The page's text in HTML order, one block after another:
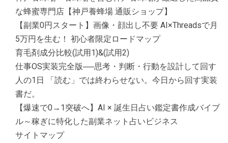
な蜂蜜専門店【神戸養蜂場 通販ショップ】
【副業0円スタート】画像・顔出し不要 AI×Threadsで月
5万円を生む！ 初心者限定ロードマップ
育毛剤成分比較(試用1)&(試用2)
仕事OS実装完全版──思考・判断・行動を設計して回す
人の1日 「読む」では終わらせない。今日から回す実装
書だ。
【爆速で0→1突破へ】AI × 誕生日占い鑑定書作成バイブ
ル～稼ぎに特化した副業ネット占いビジネス
サイトマップ